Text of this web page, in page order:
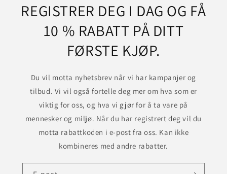
REGISTRER DEG I DAG OG FÅ
10 % RABATT PÅ DITT
FØRSTE KJØP.
Du vil motta nyhetsbrev når vi har kampanjer og
tilbud. Vi vil også fortelle deg mer om hva som er
viktig for oss, og hva vi gjør for å ta vare på
mennesker og miljø. Når du har registrert deg vil du
motta rabattkoden i e-post fra oss. Kan ikke
kombineres med andre rabatter.